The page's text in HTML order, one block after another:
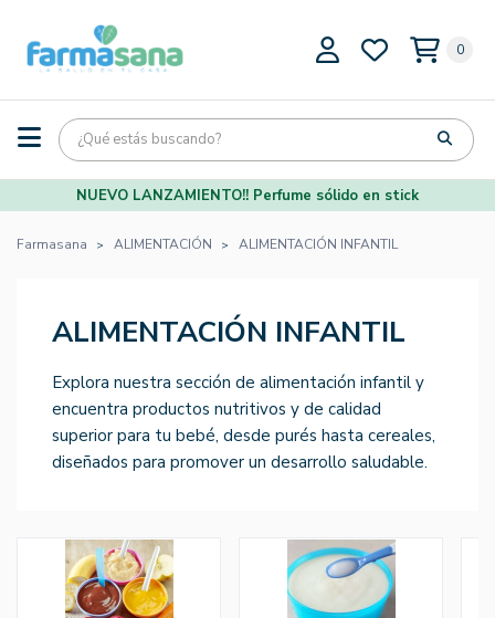
0
NUEVO LANZAMIENTO!! Perfume sólido en stick
Farmasana ALIMENTACIÓN ALIMENTACIÓN INFANTIL
ALIMENTACIÓN INFANTIL
Explora nuestra sección de alimentación infantil y
encuentra productos nutritivos y de calidad
superior para tu bebé, desde purés hasta cereales,
diseñados para promover un desarrollo saludable.